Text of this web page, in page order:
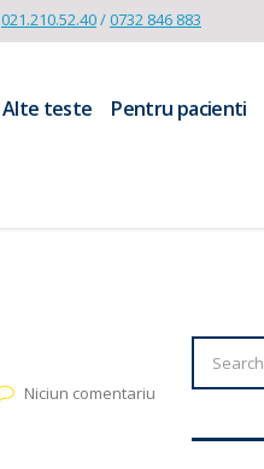
021.210.52.40/0732 846 883
Alte teste Pentru pacienti
Niciun comentariu